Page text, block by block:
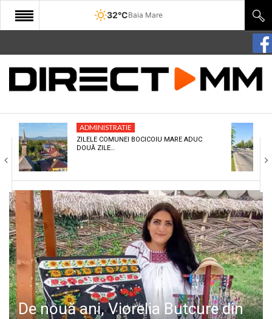
32°CBaia Mare
START
COMUNITATE
CULTURA
ECONOMIE
SANATATE
SPORT
SPECIAL
POLITIC
LIFE
ADMINISTRATIE
ZILELE COMUNEI BOCICOIU MARE ADUC
DOUĂ ZILE…
De nouă ani, Viorelia Butcure din